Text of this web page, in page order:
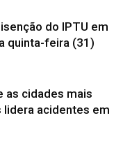
do IPTU em
quinta-feira (31)
as cidades mais
lidera acidentes em